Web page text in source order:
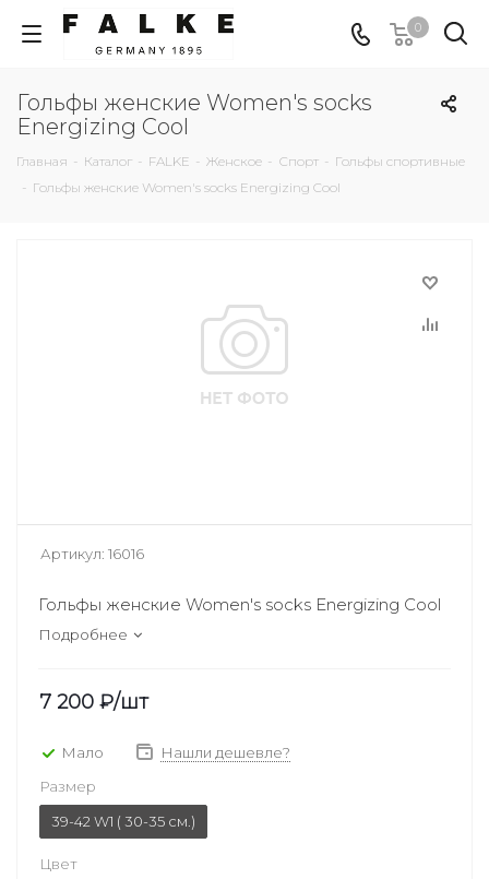
0
Гольфы женские Women's socks
Energizing Cool
Главная - Каталог - FALKE - Женское - Спорт - Гольфы спортивные
- Гольфы женские Women's socks Energizing Cool
Артикул: 16016
Гольфы женские Women's socks Energizing Cool
Подробнее
7 200 ₽/шт
Мало
Нашли дешевле?
Размер
39-42 W1 ( 30-35 см.)
Цвет